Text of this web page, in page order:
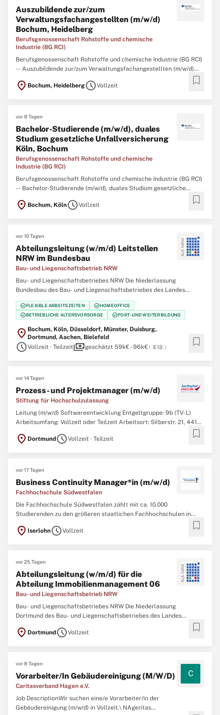
Auszubildende zur/zum
Verwaltungsfachangestellten (m/w/d)
Bochum, Heidelberg
Berufsgenossenschaft Rohstoffe und chemische
Industrie (BG RCI)
Berufsgenossenschaft Rohstoffe und chemische Industrie (BG RCI)
-- Auszubildende zur/zum Verwaltungsfachangestellten (m/w/d)
Beginnen Sie Ihre Ausbildung in der Sozialversicherung! Die BG RCI
location_on Bochum, HeidelbergscheduleVollzeit bookmark
vor 8 Tagen
Bachelor-Studierende (m/w/d), duales
Studium gesetzliche Unfallversicherung
Köln, Bochum
Berufsgenossenschaft Rohstoffe und chemische
Industrie (BG RCI)
Berufsgenossenschaft Rohstoffe und chemische Industrie (BG RCI)
-- Bachelor-Studierende (m/w/d), duales Studium gesetzliche
Sozialversicherung von morgen – Studieren Sie mit Vision! Die BG
location_on Bochum, KölnscheduleVollzeit bookmark
vor 10 Tagen
Abteilungsleitung (w/m/d) Leitstellen
NRW im Bundesbau
Bau- und Liegenschaftsbetrieb NRW
Bau- und Liegenschaftsbetriebes NRW Die Niederlassung
Bundesbau des Bau- und Liegenschaftsbetriebes des Landes
Nordrhein‑Westfalen (BLB NRW) sucht zum nächstmöglichen
Zeitpunkt eine Abteilungsleitung (w/m/d) Leitstellen NRW im
Bundesbau Der Bau- und Liegenschaftsbetrieb NRW ist Eigentümer,
check_circleFLEXIBLE ARBEITSZEITEN check_circleHOMEOFFICE
check_circleBETRIEBLICHE ALTERSVORSORGE check_circleFORT- UND WEITERBILDUNG
location_on Bochum, Köln, Düsseldorf, Münster, Duisburg,
Dortmund, Aachen, Bielefeld
scheduleVollzeit · Teilzeitpaymentsgeschätzt 59k€ - 96k€( E 13 ) bookmark
vor 14 Tagen
Prozess- und Projektmanager (m/w/d)
Stiftung für Hochschulzulassung
Leitung (m/w/d) Softwareentwicklung Entgeltgruppe: 9b (TV-L)
Arbeitsumfang: Vollzeit oder Teilzeit Arbeitsort: Silberstr. 21, 44137
finden es spannend, die digitale Transformation der
location_on Dortmund scheduleVollzeit · Teilzeit bookmark
vor 17 Tagen
Business Continuity Manager*in (m/w/d)
Fachhochschule Südwestfalen
Die Fachhochschule Südwestfalen zählt mit ca. 10.000
Studierenden zu den größeren staatlichen Fachhochschulen in
Nordrhein-Westfalen. Rund 300 Mitarbeiterinnen und Mitarbeiter in
Technik und Verwaltung arbeiten an den Hochschulstandorten
location_on IserlohnscheduleVollzeit bookmark
vor 25 Tagen
Abteilungsleitung (w/m/d) für die
Abteilung Immobilienmanagement 06
Bau- und Liegenschaftsbetrieb NRW
Bau- und Liegenschaftsbetriebes NRW Die Niederlassung
Dortmund des Bau- und Liegenschaftsbetriebes des Landes
Zeitpunkt eine Abteilungsleitung (w/m/d) für die Abteilung
location_on Dortmund scheduleVollzeit bookmark
vor 8 Tagen
Vorarbeiter/In Gebäudereinigung (M/W/D)
Caritasverband Hagen e.V.
C
Job DescriptionWir suchen eine/e Vorarbeiter/in der
Gebäudereinigung (m/w/d) in Vollzeit.\ NAgeritas